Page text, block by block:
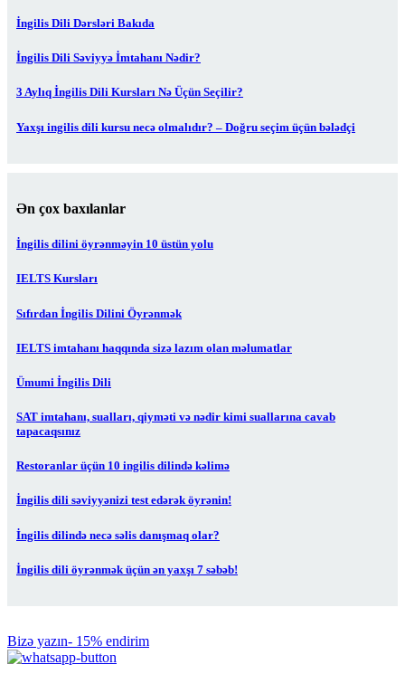
İngilis Dili Dərsləri Bakıda
İngilis Dili Səviyyə İmtahanı Nədir?
3 Aylıq İngilis Dili Kursları Nə Üçün Seçilir?
Yaxşı ingilis dili kursu necə olmalıdır? – Doğru seçim üçün bələdçi
Ən çox baxılanlar
İngilis dilini öyrənməyin 10 üstün yolu
IELTS Kursları
Sıfırdan İngilis Dilini Öyrənmək
IELTS imtahanı haqqında sizə lazım olan məlumatlar
Ümumi İngilis Dili
SAT imtahanı, sualları, qiyməti və nədir kimi suallarına cavab
tapacaqsınız
Restoranlar üçün 10 ingilis dilində kəlimə
İngilis dili səviyyənizi test edərək öyrənin!
İngilis dilində necə səlis danışmaq olar?
İngilis dili öyrənmək üçün ən yaxşı 7 səbəb!
Bizə yazın- 15% endirim